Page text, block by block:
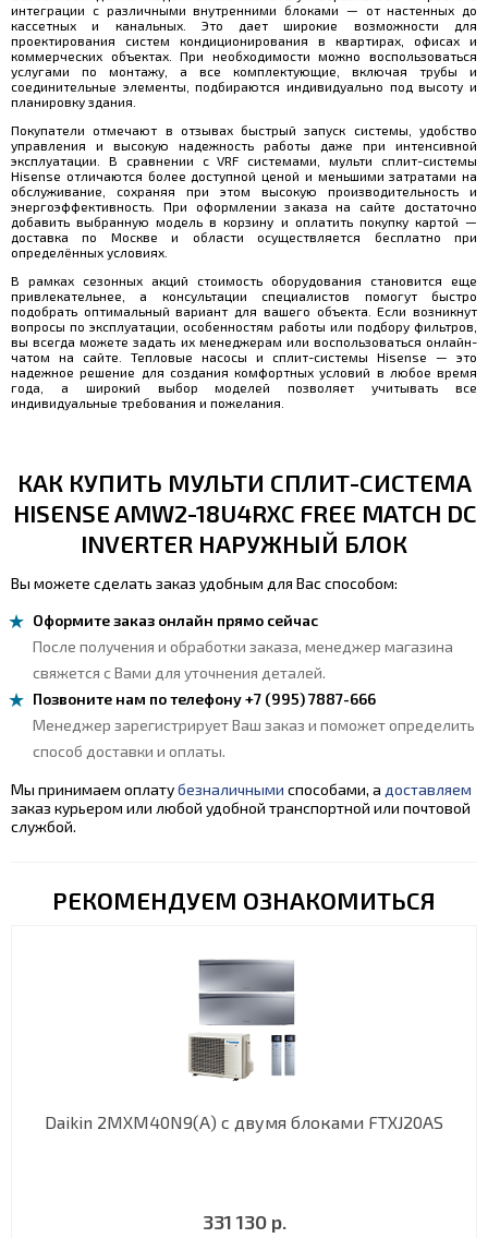
интеграции с различными внутренними блоками — от настенных до
кассетных и канальных. Это дает широкие возможности для
проектирования систем кондиционирования в квартирах, офисах и
коммерческих объектах. При необходимости можно воспользоваться
услугами по монтажу, а все комплектующие, включая трубы и
соединительные элементы, подбираются индивидуально под высоту и
планировку здания.
Покупатели отмечают в отзывах быстрый запуск системы, удобство
управления и высокую надежность работы даже при интенсивной
эксплуатации. В сравнении с VRF системами, мульти сплит-системы
Hisense отличаются более доступной ценой и меньшими затратами на
обслуживание, сохраняя при этом высокую производительность и
энергоэффективность. При оформлении заказа на сайте достаточно
добавить выбранную модель в корзину и оплатить покупку картой —
доставка по Москве и области осуществляется бесплатно при
определённых условиях.
В рамках сезонных акций стоимость оборудования становится еще
привлекательнее, а консультации специалистов помогут быстро
подобрать оптимальный вариант для вашего объекта. Если возникнут
вопросы по эксплуатации, особенностям работы или подбору фильтров,
вы всегда можете задать их менеджерам или воспользоваться онлайн-
чатом на сайте. Тепловые насосы и сплит-системы Hisense — это
надежное решение для создания комфортных условий в любое время
года, а широкий выбор моделей позволяет учитывать все
индивидуальные требования и пожелания.
КАК КУПИТЬ МУЛЬТИ СПЛИТ-СИСТЕМА
HISENSE AMW2-18U4RXC FREE MATCH DC
INVERTER НАРУЖНЫЙ БЛОК
Вы можете сделать заказ удобным для Вас способом:
Оформите заказ онлайн прямо сейчас
После получения и обработки заказа, менеджер магазина
свяжется с Вами для уточнения деталей.
Позвоните нам по телефону +7 (995) 7887-666
Менеджер зарегистрирует Ваш заказ и поможет определить
способ доставки и оплаты.
Мы принимаем оплатубезналичными способами, а доставляем
заказ курьером или любой удобной транспортной или почтовой
службой.
РЕКОМЕНДУЕМ ОЗНАКОМИТЬСЯ
Daikin 2MXM40N9(A) с двумя блоками FTXJ20AS
331 130 р.